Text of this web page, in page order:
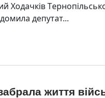
Ходачків
дeпутат...
життя